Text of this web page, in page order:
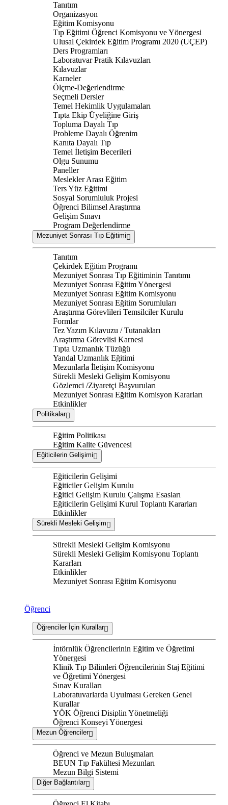
Tanıtım
Organizasyon
Eğitim Komisyonu
Tıp Eğitimi Öğrenci Komisyonu ve Yönergesi
Ulusal Çekirdek Eğitim Programı 2020 (UÇEP)
Ders Programları
Laboratuvar Pratik Kılavuzları
Kılavuzlar
Karneler
Ölçme-Değerlendirme
Seçmeli Dersler
Temel Hekimlik Uygulamaları
Tıpta Ekip Üyeliğine Giriş
Topluma Dayalı Tıp
Probleme Dayalı Öğrenim
Kanıta Dayalı Tıp
Temel İletişim Becerileri
Olgu Sunumu
Paneller
Meslekler Arası Eğitim
Ters Yüz Eğitimi
Sosyal Sorumluluk Projesi
Öğrenci Bilimsel Araştırma
Gelişim Sınavı
Program Değerlendirme
Mezuniyet Sonrası Tıp Eğitimi
Tanıtım
Çekirdek Eğitim Programı
Mezuniyet Sonrası Tıp Eğitiminin Tanıtımı
Mezuniyet Sonrası Eğitim Yönergesi
Mezuniyet Sonrası Eğitim Komisyonu
Mezuniyet Sonrası Eğitim Sorumluları
Araştırma Görevlileri Temsilciler Kurulu
Formlar
Tez Yazım Kılavuzu / Tutanakları
Araştırma Görevlisi Karnesi
Tıpta Uzmanlık Tüzüğü
Yandal Uzmanlık Eğitimi
Mezunlarla İletişim Komisyonu
Sürekli Mesleki Gelişim Komisyonu
Gözlemci /Ziyaretçi Başvuruları
Mezuniyet Sonrası Eğitim Komisyon Kararları
Etkinlikler
Politikalar
Eğitim Politikası
Eğitim Kalite Güvencesi
Eğiticilerin Gelişimi
Eğiticilerin Gelişimi
Eğiticiler Gelişim Kurulu
Eğitici Gelişim Kurulu Çalışma Esasları
Eğiticilerin Gelişimi Kurul Toplantı Kararları
Etkinlikler
Sürekli Mesleki Gelişim
Sürekli Mesleki Gelişim Komisyonu
Sürekli Mesleki Gelişim Komisyonu Toplantı
Kararları
Etkinlikler
Mezuniyet Sonrası Eğitim Komisyonu
Öğrenci
Öğrenciler İçin Kurallar
İntörnlük Öğrencilerinin Eğitim ve Öğretimi
Yönergesi
Klinik Tıp Bilimleri Öğrencilerinin Staj Eğitimi
ve Öğretimi Yönergesi
Sınav Kuralları
Laboratuvarlarda Uyulması Gereken Genel
Kurallar
YÖK Öğrenci Disiplin Yönetmeliği
Öğrenci Konseyi Yönergesi
Mezun Öğrenciler
Öğrenci ve Mezun Buluşmaları
BEUN Tıp Fakültesi Mezunları
Mezun Bilgi Sistemi
Diğer Bağlantılar